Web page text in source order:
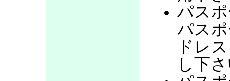
パス
パス
ドレ
し下